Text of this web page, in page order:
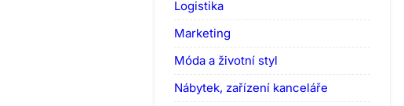
Logistika
Marketing
Móda a životní styl
Nábytek, zařízení kanceláře